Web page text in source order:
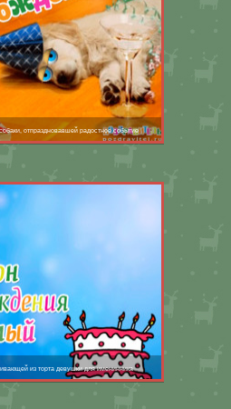
отпраздновавшей радостное событие
из торта девушки для именинника